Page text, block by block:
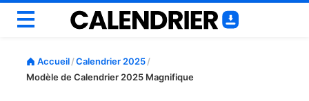
Mensuel
Accueil/Calendrier 2025/
Modèle de Calendrier 2025 Magnifique